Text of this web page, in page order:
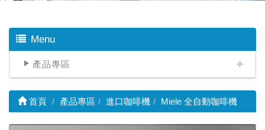
Menu
產品專區
首頁 產品專區 進口咖啡機 Miele 全自動咖啡機